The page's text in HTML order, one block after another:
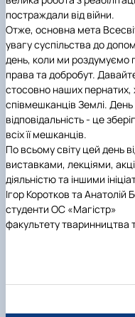
постраждали від війни.
Отже, основна мета
увагу суспільства до
день, коли ми роздумуємо
права та добробут.
стосовно наших пернатих,
співмешканців Землі.
відповідальність- це
всіх її мешканців.
По всьому світу цей день
виставками, лекціями,
діяльністю та іншими
Ігор Коротков та Анатолій
студенти ОС «Магістр»
факультету тваринництва